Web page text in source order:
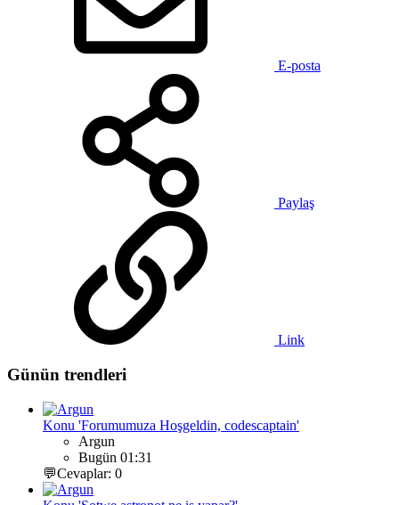
E-posta
Paylaş
Link
Günün trendleri
Konu 'Forumumuza Hoşgeldin, codescaptain'
Argun
Bugün 01:31
💬Cevaplar: 0